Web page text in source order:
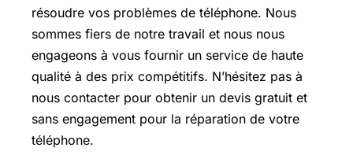
résoudre vos problèmes de téléphone. Nous
sommes fiers de notre travail et nous nous
engageons à vous fournir un service de haute
qualité à des prix compétitifs. N’hésitez pas à
nous contacter pour obtenir un devis gratuit et
sans engagement pour la réparation de votre
téléphone.